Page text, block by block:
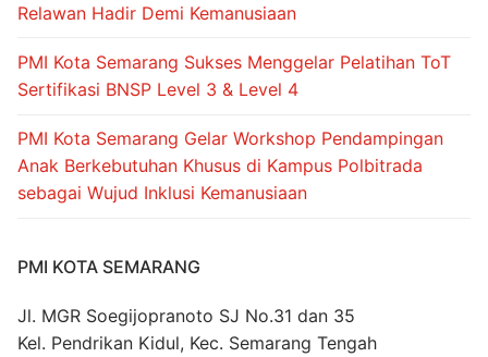
Relawan Hadir Demi Kemanusiaan
PMI Kota Semarang Sukses Menggelar Pelatihan ToT
Sertifikasi BNSP Level 3 & Level 4
PMI Kota Semarang Gelar Workshop Pendampingan
Anak Berkebutuhan Khusus di Kampus Polbitrada
sebagai Wujud Inklusi Kemanusiaan
PMI KOTA SEMARANG
Jl. MGR Soegijopranoto SJ No.31 dan 35
Kel. Pendrikan Kidul, Kec. Semarang Tengah